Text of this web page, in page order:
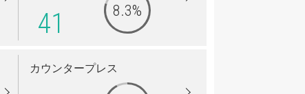
41 8.3%
カウンタープレス